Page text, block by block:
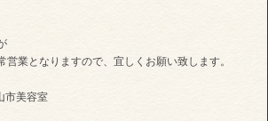
営業となりますので、宜しくお願い致します。
市美容室